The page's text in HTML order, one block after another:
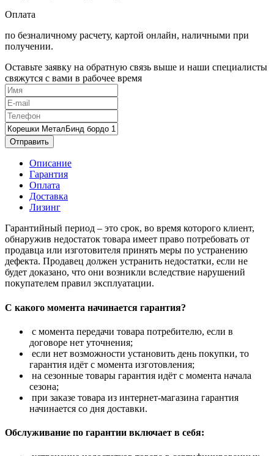
Оплата
по безналичному расчету, картой онлайн, наличными при
получении.
Оставьте заявку на обратную связь выше и наши специалисты
свяжутся с вами в рабочее время
Отправить
Описание
Гарантия
Оплата
Доставка
Лизинг
Гарантийный период – это срок, во время которого клиент,
обнаружив недостаток товара имеет право потребовать от
продавца или изготовителя принять меры по устранению
дефекта. Продавец должен устранить недостатки, если не
будет доказано, что они возникли вследствие нарушений
покупателем правил эксплуатации.
С какого момента начинается гарантия?
с момента передачи товара потребителю, если в
договоре нет уточнения;
если нет возможности установить день покупки, то
гарантия идёт с момента изготовления;
на сезонные товары гарантия идёт с момента начала
сезона;
при заказе товара из интернет-магазина гарантия
начинается со дня доставки.
Обслуживание по гарантии включает в себя: